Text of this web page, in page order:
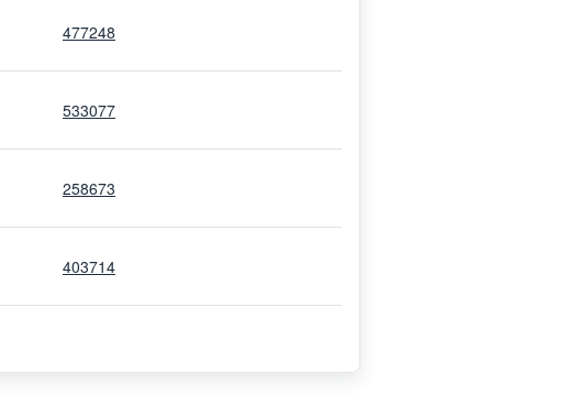
477248
533077
258673
403714